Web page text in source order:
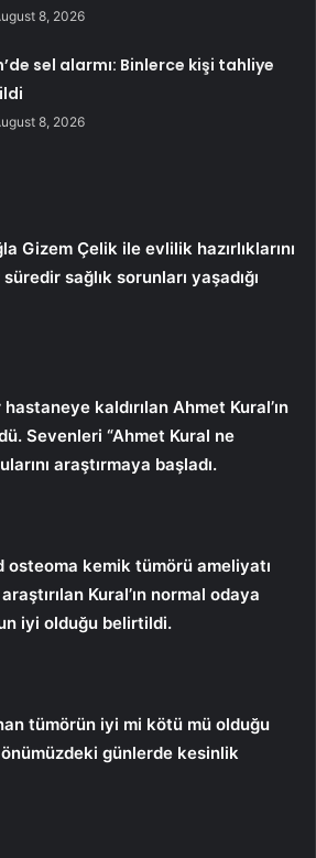
8, 2026
sel alarmı: Binlerce kişi tahliye
8, 2026
Gizem Çelik ile evlilik hazırlıklarını
sağlık sorunları yaşadığı
kaldırılan Ahmet Kural’ın
Sevenleri “Ahmet Kural ne
araştırmaya başladı.
osteoma kemik tümörü ameliyatı
Kural’ın normal odaya
iyi olduğu belirtildi.
tümörün iyi mi kötü mü olduğu
günlerde kesinlik